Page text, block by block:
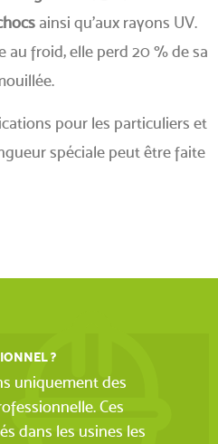
ainsi qu'aux rayons UV.
au froid, elle perd 20 % de sa
pour les particuliers et
spéciale peut être faite
?
uniquement des
Ces
dans les usines les